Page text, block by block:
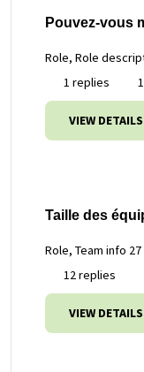
Pouvez-vous
Role, Role
1 replies
VIEW DETAILS
Taille des
Role, Team info
12 replies
VIEW DETAILS